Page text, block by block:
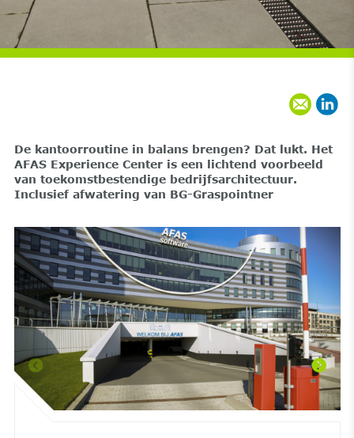
De kantoorroutine in balans brengen? Dat lukt. Het
AFAS Experience Center is een lichtend voorbeeld
van toekomstbestendige bedrijfsarchitectuur.
Inclusief afwatering van BG-Graspointner